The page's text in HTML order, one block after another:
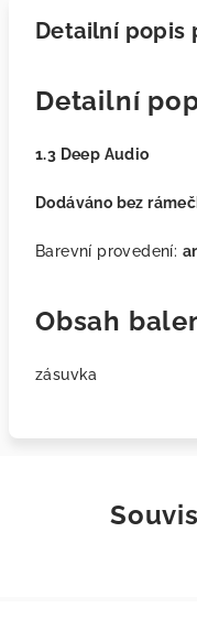
Detailní popis
Detailní
1.3 Deep Audio
Dodáváno bez
Barevní provedení:
Obsah
zásuvka